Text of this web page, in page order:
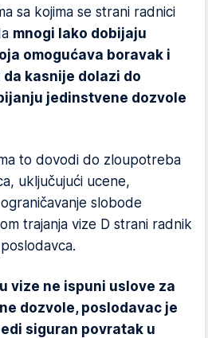
sa kojima se strani radnici
mnogi lako dobijaju
omogućava boravak i
da kasnije dolazi do
jedinstvene dozvole
to dovodi do zloupotreba
uključujući ucene,
slobode
trajanja vize D strani radnik
vize ne ispuni uslove za
dozvole, poslodavac je
siguran povratak u